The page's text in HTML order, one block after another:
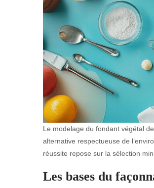
Le modelage du fondant végétal
alternative respectueuse de
réussite repose sur la sélection
Les bases du